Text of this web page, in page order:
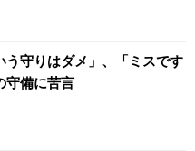
う守りはダメ」、「ミスです
守備に苦言